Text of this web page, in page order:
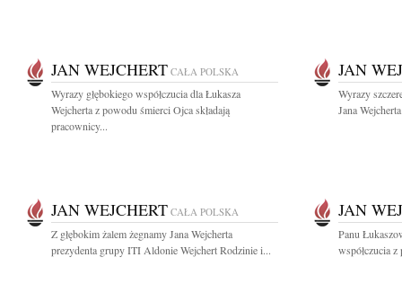
JAN WEJCHERT CAŁA POLSKA
Wyrazy głębokiego współczucia dla Łukasza
Wejcherta z powodu śmierci Ojca składają
pracownicy...
JAN
Wyrazy
Jana
JAN WEJCHERT CAŁA POLSKA
Z głębokim żalem żegnamy Jana Wejcherta
prezydenta grupy ITI Aldonie Wejchert Rodzinie i...
JAN
Panu
współczucia